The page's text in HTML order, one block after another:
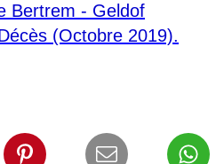
Bertrem - Geldof
(Octobre 2019).